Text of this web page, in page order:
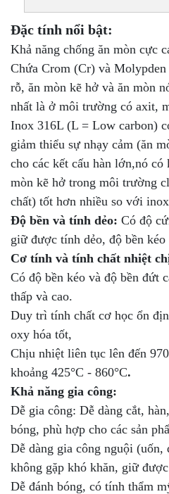
Đặc tính nổi bật:
Khả năng chống ăn mòn cực
Chứa Crom (Cr) và
rỗ, ăn mòn kẽ hở và ăn mòn
nhất là ở môi trường có axit,
Inox 316L (L = Low carbon)
giảm thiểu sự nhạy cảm (ăn
cho các kết cấu hàn lớn,nó có
mòn kẽ hở trong môi trường
chất) tốt hơn nhiều so với
Độ bền và tính dẻo: Có độ
giữ được tính dẻo, độ bền
Cơ tính và tính chất nhiệt
Có độ bền kéo và độ bền đứt
thấp và cao.
Duy trì tính chất cơ học ổn
oxy hóa tốt,
Chịu nhiệt liên tục lên đến
khoảng 425°C - 860°C.
Khả năng gia công:
Dễ gia công: Dễ dàng cắt,
bóng, phù hợp cho các sản
Dễ dàng gia công nguội (uốn,
không gặp khó khăn, giữ
Dễ đánh bóng, có tính thẩm